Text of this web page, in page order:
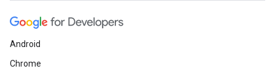
Android
Chrome